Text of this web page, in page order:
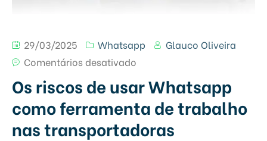
29/03/2025 Whatsapp
Glauco Oliveira
Comentários desativado
Os riscos de usar Whatsapp
como ferramenta de trabalho
nas transportadoras